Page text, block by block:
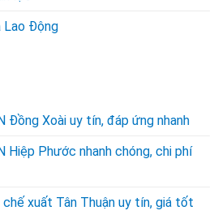
Lao Động
Đồng Xoài uy tín, đáp ứng nhanh
Hiệp Phước nhanh chóng, chi phí
xuất Tân Thuận uy tín, giá tốt